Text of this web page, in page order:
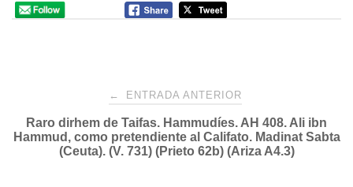
Navegación
de
← ENTRADA ANTERIOR
Raro dirhem de Taifas. Hammudíes. AH 408. Ali ibn
Hammud, como pretendiente al Califato. Madinat Sabta
(Ceuta). (V. 731) (Prieto 62b) (Ariza A4.3)